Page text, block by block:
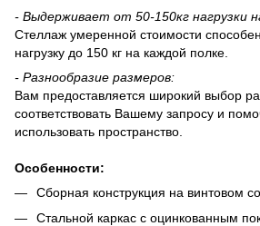
- Выдерживает от 50-150кг нагрузки
Стеллаж умеренной стоимости
нагрузку до 150 кг на каждой полке.
- Разнообразие размеров:
Вам предоставляется широкий выбор
соответствовать Вашему запросу и
использовать пространство.
Особенности:
Сборная конструкция на винтовом
Стальной каркас с оцинкованным